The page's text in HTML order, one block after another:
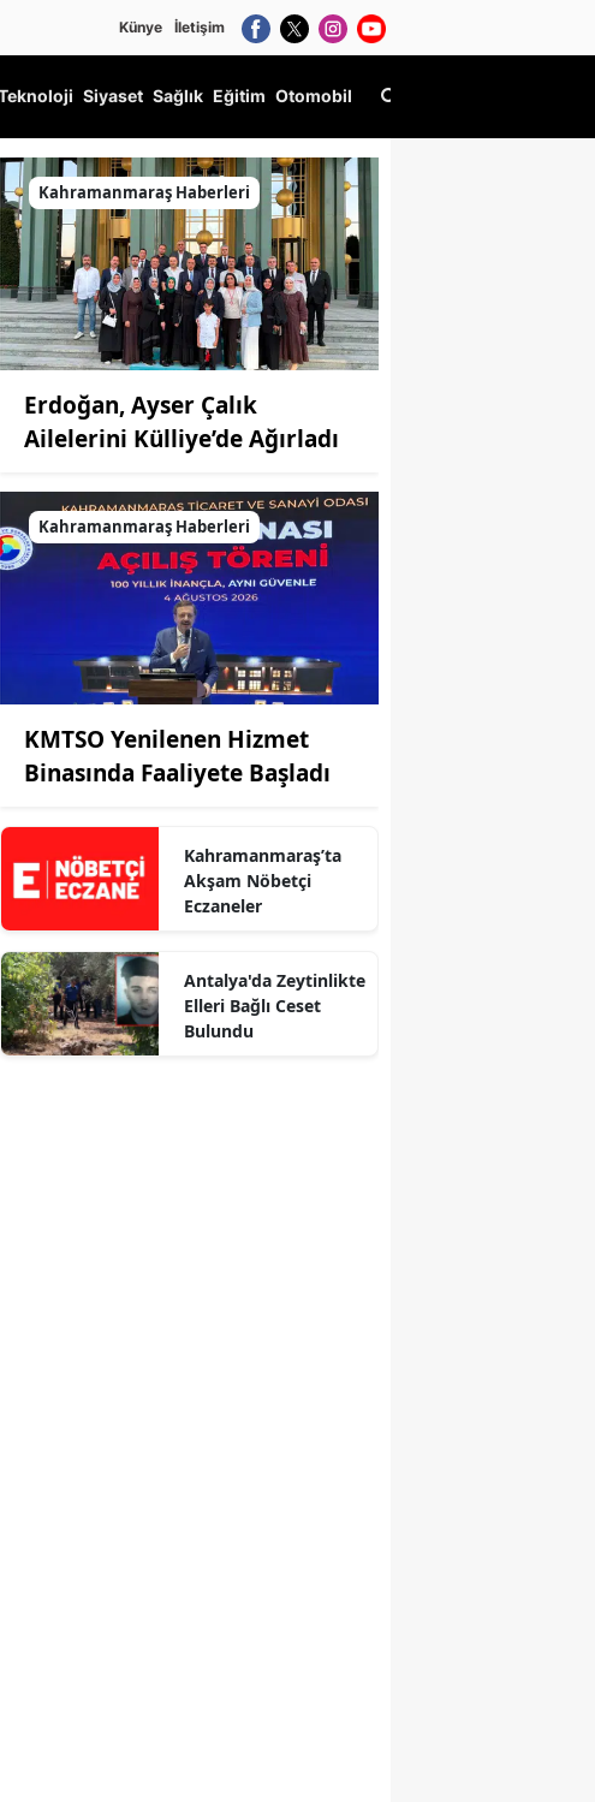
Künye İletişim
Siyaset Sağlık Eğitim Otomobil
Kahramanmaraş Haberleri
Erdoğan, Ayser Çalık
Ailelerini Külliye’de Ağırladı
Kahramanmaraş Haberleri
KMTSO Yenilenen Hizmet
Binasında Faaliyete Başladı
Kahramanmaraş’ta
Akşam Nöbetçi
Eczaneler
Antalya'da Zeytinlikte
Elleri Bağlı Ceset
Bulundu